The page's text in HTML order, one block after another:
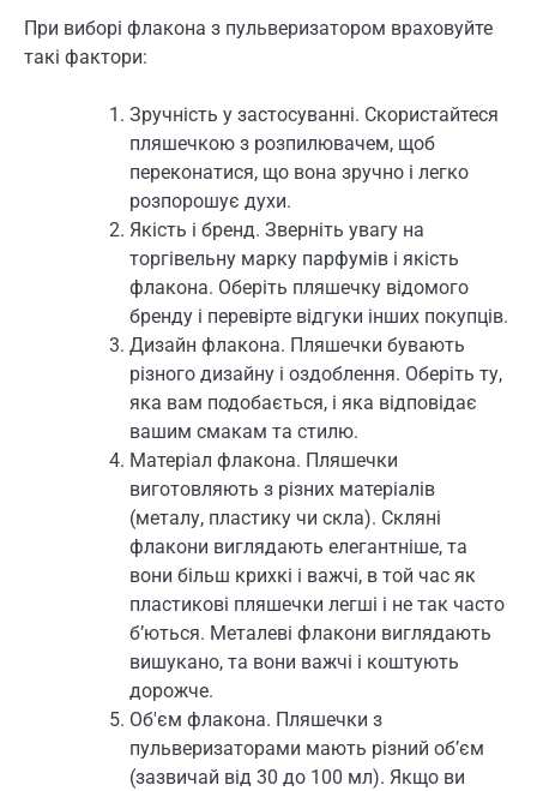
При виборі флакона з пульверизатором враховуйте
такі фактори:
Зручність у застосуванні. Скористайтеся
пляшечкою з розпилювачем, щоб
переконатися, що вона зручно і легко
розпорошує духи.
Якість і бренд. Зверніть увагу на
торгівельну марку парфумів і якість
флакона. Оберіть пляшечку відомого
бренду і перевірте відгуки інших покупців.
Дизайн флакона. Пляшечки бувають
різного дизайну і оздоблення. Оберіть ту,
яка вам подобається, і яка відповідає
вашим смакам та стилю.
Матеріал флакона. Пляшечки
виготовляють з різних матеріалів
(металу, пластику чи скла). Скляні
флакони виглядають елегантніше, та
вони більш крихкі і важчі, в той час як
пластикові пляшечки легші і не так часто
б’ються. Металеві флакони виглядають
вишукано, та вони важчі і коштують
дорожче.
Об'єм флакона. Пляшечки з
пульверизаторами мають різний об’єм
(зазвичай від 30 до 100 мл). Якщо ви